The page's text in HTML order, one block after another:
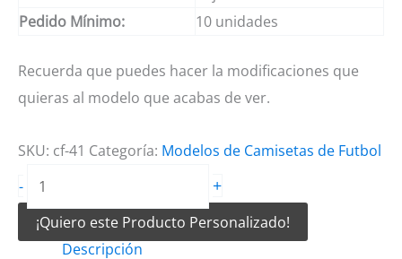
Pedido Mínimo:
10 unidades
Recuerda que puedes hacer la modificaciones que
quieras al modelo que acabas de ver.
SKU: cf-41 Categoría: Modelos de Camisetas de Futbol
-
Camiseta
de
futbol
+
¡Quiero este Producto Personalizado!
Descripción